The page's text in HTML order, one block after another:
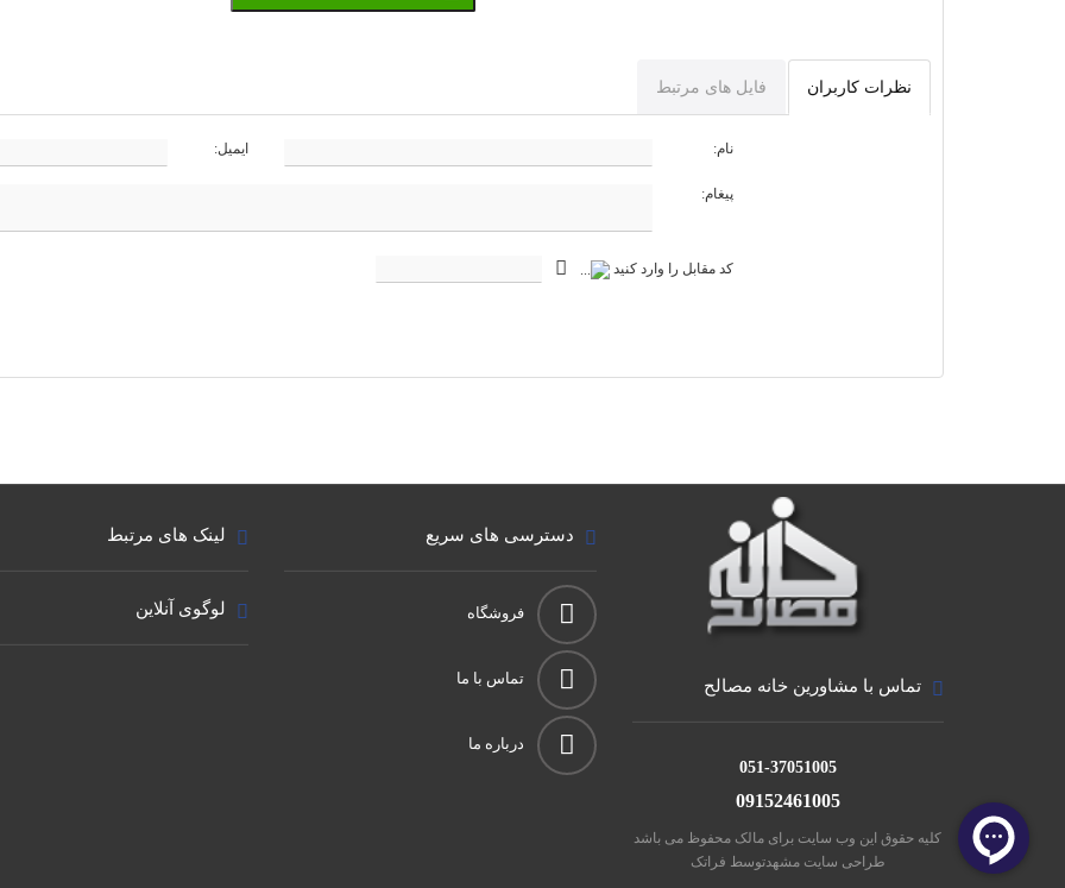
نظرات کاربران فایل های مرتبط
نام: ایمیل:
پیغام:
کد مقابل را وارد کنید
تماس با مشاورین خانه مصالح
051-37051005
09152461005
کلیه حقوق این وب سایت برای مالک محفوظ می باشد
طراحی سایت مشهدتوسط فراتک
دسترسی های سریع
فروشگاه
تماس با ما
درباره ما
لینک های مرتبط
لوگوی آنلاین